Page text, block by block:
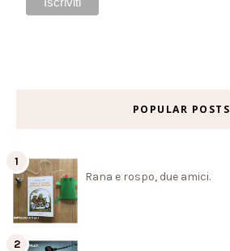
POPULAR POSTS
Rana e rospo, due amici.